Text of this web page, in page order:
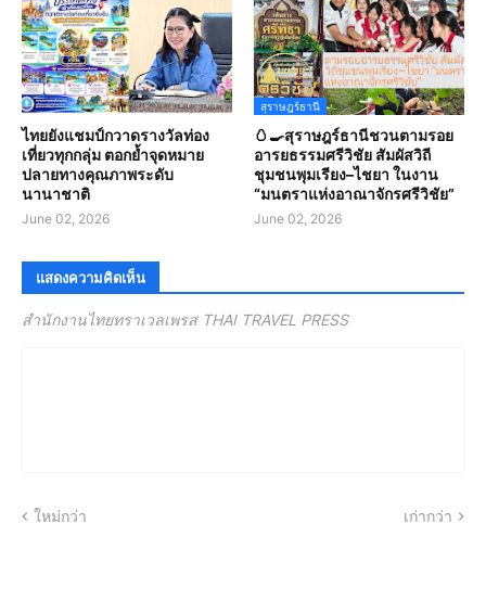
ไทยยังแชมป์กวาดรางวัลท่อง
เที่ยวทุกกลุ่ม ตอกย้ำจุดหมาย
ปลายทางคุณภาพระดับ
นานาชาติ
June 02, 2026
สุราษฎร์ธานี
🥚🍳สุราษฎร์ธานีชวนตามรอย
อารยธรรมศรีวิชัย สัมผัสวิถี
ชุมชนพุมเรียง–ไชยา ในงาน
“มนตราแห่งอาณาจักรศรีวิชัย”
June 02, 2026
แสดงความคิดเห็น
สำนักงานไทยทราเวลเพรส THAI TRAVEL PRESS
ใหม่กว่า เก่ากว่า